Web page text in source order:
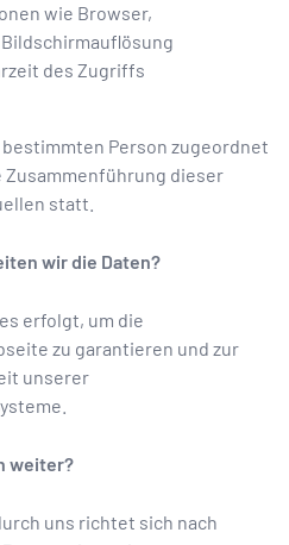
wie Browser,
des Zugriffs
Person zugeordnet
dieser
statt.
wir die Daten?
erfolgt, um die
zu garantieren und zur
unserer
weiter?
uns richtet sich nach